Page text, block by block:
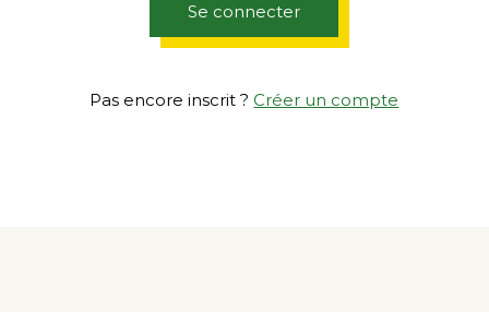
Se connecter
Pas encore inscrit ? Créer un compte